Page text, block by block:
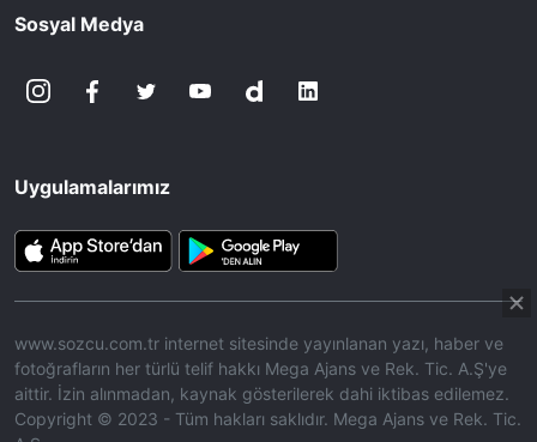
Sosyal Medya
Uygulamalarımız
www.sozcu.com.tr internet sitesinde yayınlanan yazı, haber ve
fotoğrafların her türlü telif hakkı Mega Ajans ve Rek. Tic. A.Ş'ye
aittir. İzin alınmadan, kaynak gösterilerek dahi iktibas edilemez.
Copyright © 2023 - Tüm hakları saklıdır. Mega Ajans ve Rek. Tic.